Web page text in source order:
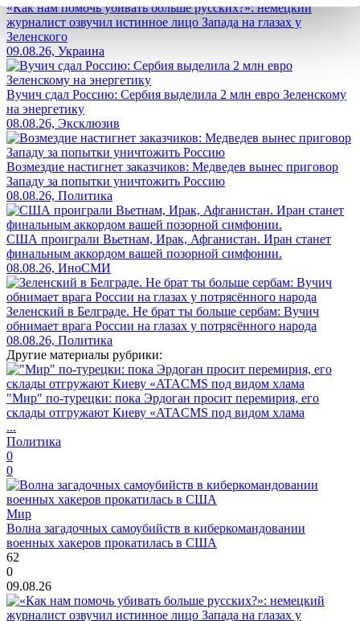
«Как нам помочь убивать больше русских?»: немецкий
журналист озвучил истинное лицо Запада на глазах у
Зеленского
09.08.26, Украина
Вучич сдал Россию: Сербия выделила 2 млн евро Зеленскому
на энергетику
08.08.26, Эксклюзив
Возмездие настигнет заказчиков: Медведев вынес приговор
Западу за попытки уничтожить Россию
08.08.26, Политика
США проиграли Вьетнам, Ирак, Афганистан. Иран станет
финальным аккордом вашей позорной симфонии.
08.08.26, ИноСМИ
Зеленский в Белграде. Не брат ты больше сербам: Вучич
обнимает врага России на глазах у потрясённого народа
08.08.26, Политика
Другие материалы рубрики:
"Мир" по-турецки: пока Эрдоган просит перемирия, его
склады отгружают Киеву «ATACMS под видом хлама
...
Политика
0
0
Мир
Волна загадочных самоубийств в киберкомандовании
военных хакеров прокатилась в США
62
0
09.08.26